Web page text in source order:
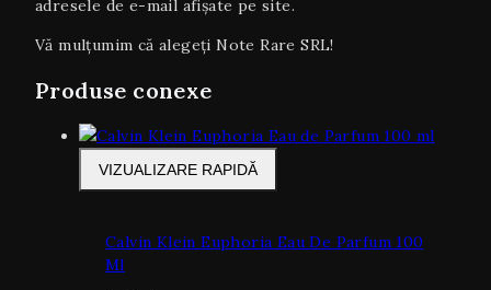
adresele de e-mail afișate pe site.
Vă mulțumim că alegeți Note Rare SRL!
Produse conexe
VIZUALIZARE RAPIDĂ
Calvin Klein Euphoria Eau De Parfum 100
Ml